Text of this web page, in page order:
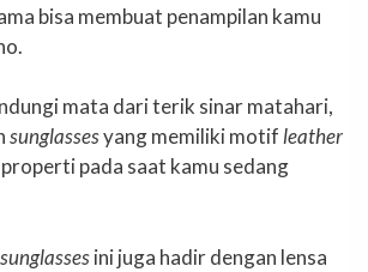
bisa membuat penampilan kamu
mata dari terik sinar matahari,
sunglassesyang memiliki motif leather
pada saat kamu sedang
sunglassesini juga hadir dengan lensa